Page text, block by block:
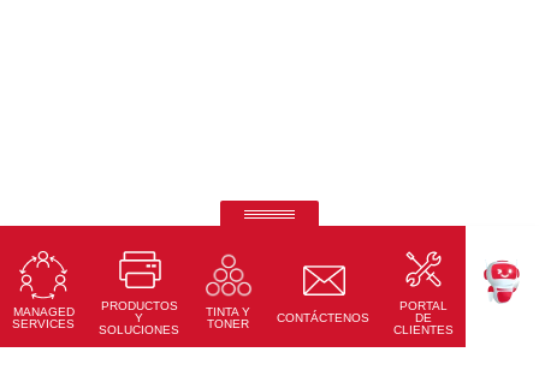
MANAGED
SERVICES
PRODUCTOS
Y
SOLUCIONES
TINTA Y
TONER
CONTÁCTENOS
PORTAL
DE
CLIENTES
Ricoh Always Current Technology.
Tus necesidades cambian. Los dispositivos inteligentes de
Ricoh cambian contigo.
Leer Más